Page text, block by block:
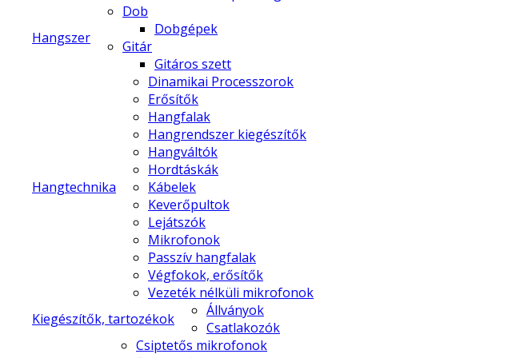
Hangszer
Dob
Dobgépek
Gitár
Gitáros szett
Hangtechnika
Dinamikai Processzorok
Erősítők
Hangfalak
Hangrendszer kiegészítők
Hangváltók
Hordtáskák
Kábelek
Keverőpultok
Lejátszók
Mikrofonok
Passzív hangfalak
Végfokok, erősítők
Vezeték nélküli mikrofonok
Kiegészítők, tartozékok
Állványok
Csatlakozók
Csiptetős mikrofonok